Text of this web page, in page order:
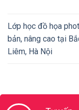
Lớp học đồ họa
bản, nâng cao tại
Liêm, Hà Nội